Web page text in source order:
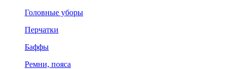
Головные уборы
Перчатки
Баффы
Ремни, пояса